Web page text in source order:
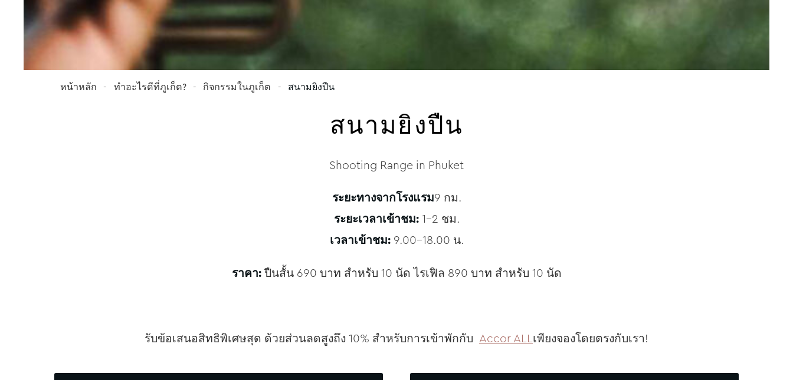
หน้าหลัก ทำอะไรดีที่ภูเก็ต? กิจกรรมในภูเก็ต สนามยิงปืน
สนามยิงปืน
Shooting Range in Phuket
ระยะทางจากโรงแรม9 กม.
ระยะเวลาเข้าชม:1-2 ชม.
เวลาเข้าชม: 9.00-18.00 น.
ราคา:ปืนสั้น 690 บาท สำหรับ 10 นัด ไรเฟิล 890 บาท สำหรับ 10 นัด
รับข้อเสนอสิทธิพิเศษสุด ด้วยส่วนลดสูงถึง 10% สำหรับการเข้าพักกับ Accor ALLเพียงจองโดยตรงกับเรา!